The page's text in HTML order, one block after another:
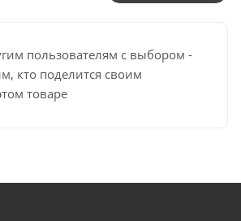
пользователям с выбором -
кто поделится своим
товаре